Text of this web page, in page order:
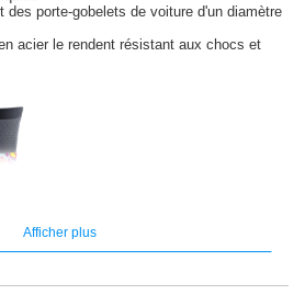
des porte-gobelets de voiture d'un diamètre
acier le rendent résistant aux chocs et
Afficher plus